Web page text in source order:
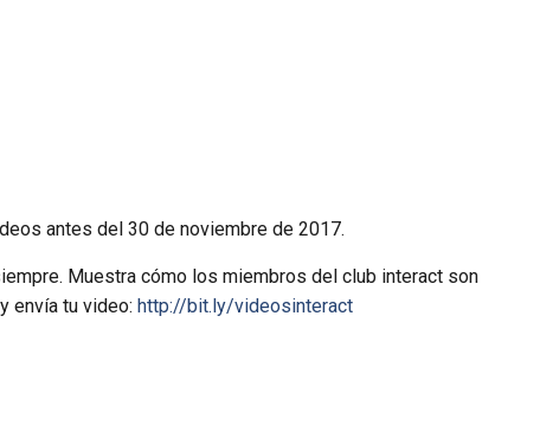
antes del 30 de noviembre de 2017.
Muestra cómo los miembros del club interact son
envía tu video:http://bit.ly/videosinteract